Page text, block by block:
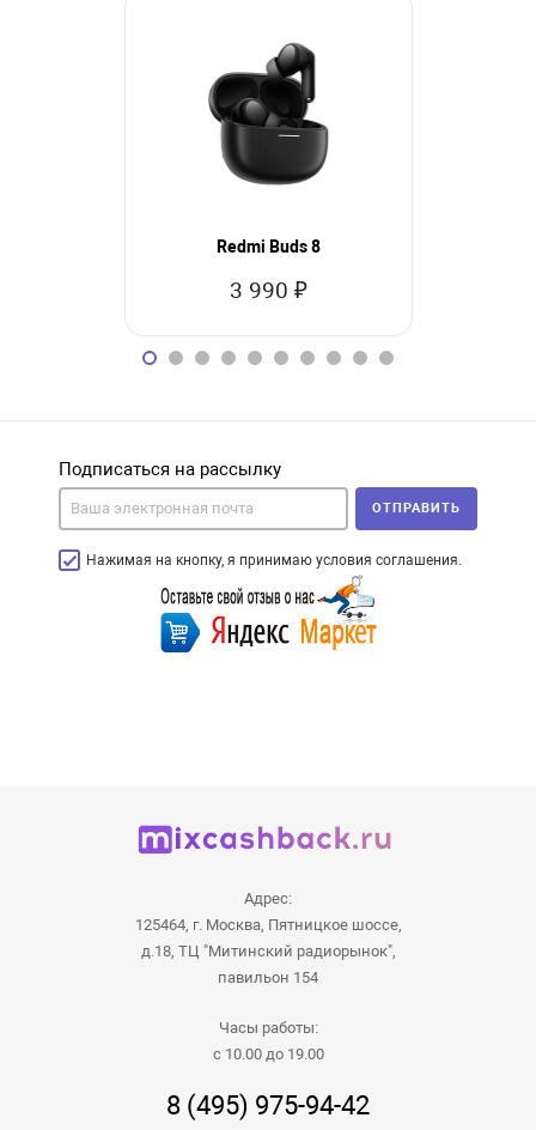
Redmi Buds 8
3 990 ₽
Подписаться на рассылку
Нажимая на кнопку, я принимаю условия соглашения.
ОТПРАВИТЬ
Адрес:
125464, г. Москва, Пятницкое шоссе,
д.18, ТЦ "Митинский радиорынок",
павильон 154
Часы работы:
с 10.00 до 19.00
8 (495) 975-94-42